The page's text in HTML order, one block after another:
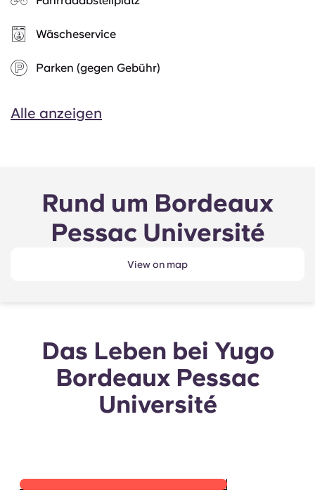
Wäscheservice
Parken (gegen Gebühr)
Alle anzeigen
Rund um Bordeaux
Pessac Université
View on map
Das Leben bei Yugo
Bordeaux Pessac
Université
Zimmerrundgang